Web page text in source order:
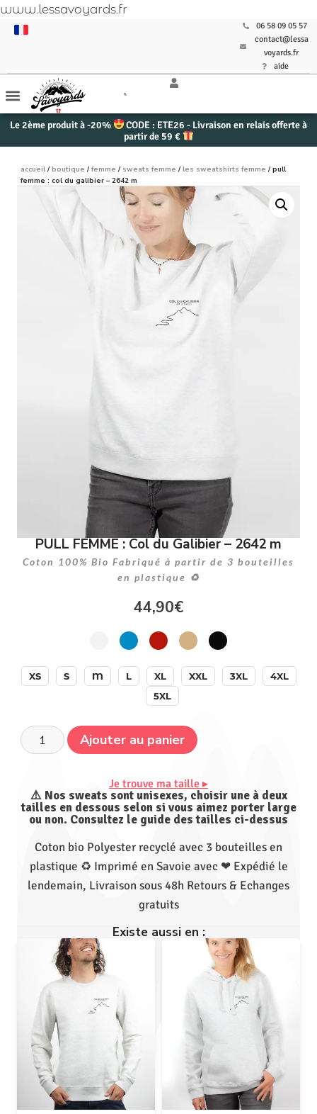
www.lessavoyards.fr
06 58 09 05 57
contact@lessa
voyards.fr
aide
Le 2ème produit à -20%
CODE : ETE26 - Livraison en relais offerte à
partir de 59 €
accueil / boutique / femme / sweats femme / les sweatshirts femme / pull
femme : col du galibier – 2642 m
PULL FEMME : Col du Galibier – 2642 m
Coton 100% Bio Fabriqué à partir de 3 bouteilles
en plastique ♻
44,90€
XS S M L XL XXL 3XL
4XL
5XL
Ajouter au panier
Je trouve ma taille ▸
⚠️ Nos sweats sont unisexes, choisir une à deux
tailles en dessous selon si vous aimez porter large
ou non. Consultez le guide des tailles ci-dessus
Coton bio Polyester recyclé avec 3 bouteilles en
plastique ♻ Imprimé en Savoie avec ❤ Expédié le
lendemain, Livraison sous 48h Retours & Echanges
gratuits
Existe aussi en :